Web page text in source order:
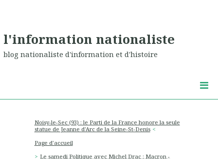
l'information nationaliste
blog nationaliste d'information et d'histoire
Noisy-le-Sec (93) : le Parti de la France honore la seule
statue de Jeanne d'Arc de la Seine-St-Denis
Page d'accueil
Le samedi Politique avec Michel Drac : Macron -